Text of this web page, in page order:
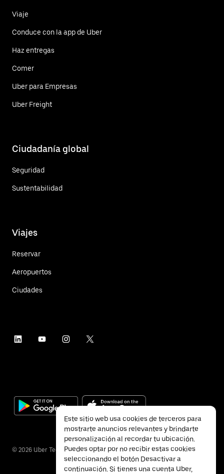
Viaje
Conduce con la app de Uber
Haz entregas
Comer
Uber para Empresas
Uber Freight
Ciudadanía global
Seguridad
Sustentabilidad
Viajes
Reservar
Aeropuertos
Ciudades
© 2026 Uber Technologies Inc.
Este sitio web usa cookies de terceros para
mostrarte anuncios relevantes y brindarte
personalización al recordar tu ubicación.
Puedes optar por no recibir estas cookies
seleccionando el botón Desactivar a
continuación. Si tienes una cuenta Uber,